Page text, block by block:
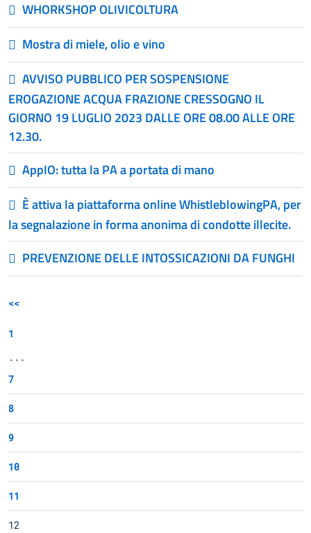
WHORKSHOP OLIVICOLTURA
Mostra di miele, olio e vino
AVVISO PUBBLICO PER SOSPENSIONE
EROGAZIONE ACQUA FRAZIONE CRESSOGNO IL
GIORNO 19 LUGLIO 2023 DALLE ORE 08.00 ALLE ORE
12.30.
AppIO: tutta la PA a portata di mano
È attiva la piattaforma online WhistleblowingPA, per
la segnalazione in forma anonima di condotte illecite.
PREVENZIONE DELLE INTOSSICAZIONI DA FUNGHI
<<
1
...
7
8
9
10
11
12